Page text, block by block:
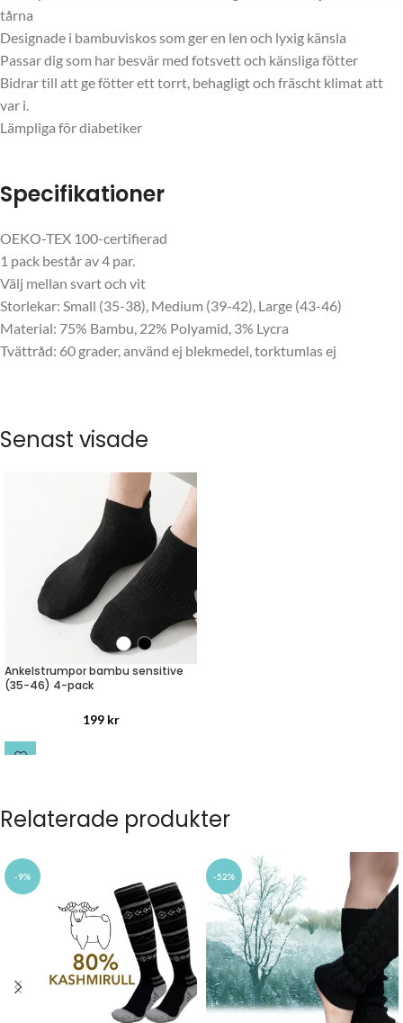
tårna
Designade i bambuviskos som ger en len och lyxig känsla
Passar dig som har besvär med fotsvett och känsliga fötter
Bidrar till att ge fötter ett torrt, behagligt och fräscht klimat att
var i.
Lämpliga för diabetiker
Specifikationer
OEKO-TEX 100-certifierad
1 pack består av 4 par.
Välj mellan svart och vit
Storlekar: Small (35-38), Medium (39-42), Large (43-46)
Material: 75% Bambu, 22% Polyamid, 3% Lycra
Tvättråd: 60 grader, använd ej blekmedel, torktumlas ej
Senast visade
Ankelstrumpor bambu sensitive
(35-46) 4-pack
199 kr
Relaterade produkter
-9% -52%